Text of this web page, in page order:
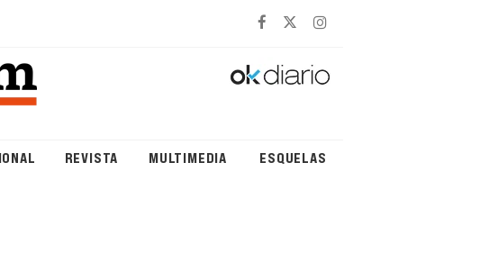
REVISTA MULTIMEDIA ESQUELAS